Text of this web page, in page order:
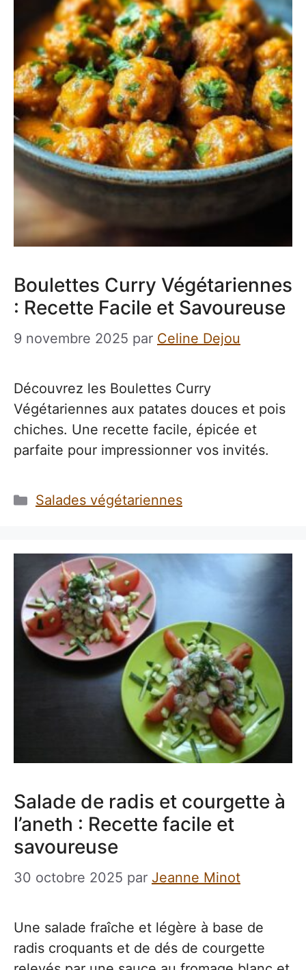
Boulettes Curry Végétariennes
: Recette Facile et Savoureuse
9 novembre 2025 par Celine Dejou
Découvrez les Boulettes Curry
Végétariennes aux patates douces et pois
chiches. Une recette facile, épicée et
parfaite pour impressionner vos invités.
Catégories
Salades végétariennes
Salade de radis et courgette à
l’aneth : Recette facile et
savoureuse
30 octobre 2025 par Jeanne Minot
Une salade fraîche et légère à base de
radis croquants et de dés de courgette